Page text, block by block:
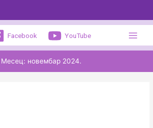
Facebook
YouTube
Месец: новембар 2024.